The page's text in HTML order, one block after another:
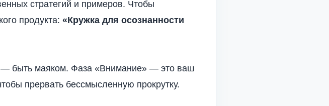
стратегий и примеров. Чтобы
продукта: «Кружка для осознанности
— быть маяком. Фаза «Внимание» — это ваш
прервать бессмысленную прокрутку.